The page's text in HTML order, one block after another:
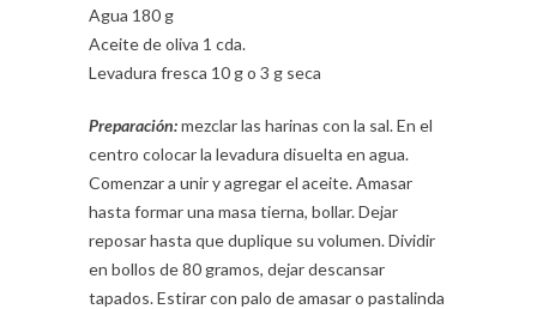
Agua 180 g
Aceite de oliva 1 cda.
Levadura fresca 10 g o 3 g seca
Preparación:mezclar las harinas con la sal. En el
centro colocar la levadura disuelta en agua.
Comenzar a unir y agregar el aceite. Amasar
hasta formar una masa tierna, bollar. Dejar
reposar hasta que duplique su volumen. Dividir
en bollos de 80 gramos, dejar descansar
tapados. Estirar con palo de amasar o pastalinda